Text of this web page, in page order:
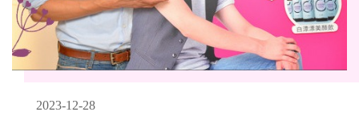
2023-12-28